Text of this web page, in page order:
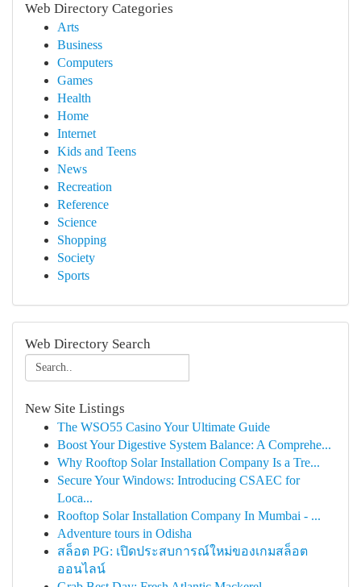
Web Directory Categories
Arts
Business
Computers
Games
Health
Home
Internet
Kids and Teens
News
Recreation
Reference
Science
Shopping
Society
Sports
Web Directory Search
New Site Listings
The WSO55 Casino Your Ultimate Guide
Boost Your Digestive System Balance: A Comprehe...
Why Rooftop Solar Installation Company Is a Tre...
Secure Your Windows: Introducing CSAEC for
Loca...
Rooftop Solar Installation Company In Mumbai - ...
Adventure tours in Odisha
สล็อต PG: เปิดประสบการณ์ใหม่ของเกมสล็อต
ออนไลน์